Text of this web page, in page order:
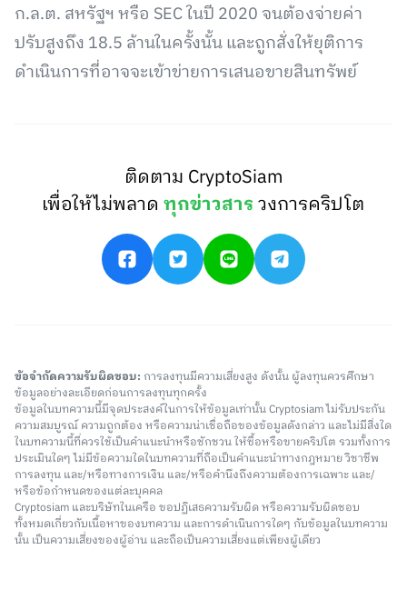
ก.ล.ต. สหรัฐฯ หรือ SEC ในปี 2020 จนต้องจ่ายค่า
ปรับสูงถึง 18.5 ล้านในครั้งนั้น และถูกสั่งให้ยุติการ
ดำเนินการที่อาจจะเข้าข่ายการเสนอขายสินทรัพย์
ติดตาม CryptoSiam
เพื่อให้ไม่พลาดทุกข่าวสารวงการคริปโต
ข้อจำกัดความรับผิดชอบ: การลงทุนมีความเสี่ยงสูง ดังนั้น ผู้ลงทุนควรศึกษา
ข้อมูลอย่างละเอียดก่อนการลงทุนทุกครั้ง
ข้อมูลในบทความนี้มีจุดประสงค์ในการให้ข้อมูลเท่านั้น Cryptosiam ไม่รับประกัน
ความสมบูรณ์ ความถูกต้อง หรือความน่าเชื่อถือของข้อมูลดังกล่าว และไม่มีสิ่งใด
ในบทความนี้ที่ควรใช้เป็นคำแนะนำหรือชักชวน ให้ซื้อหรือขายคริปโต รวมทั้งการ
ประเมินใดๆ ไม่มีข้อความใดในบทความที่ถือเป็นคำแนะนำทางกฎหมาย วิชาชีพ
การลงทุน และ/หรือทางการเงิน และ/หรือคำนึงถึงความต้องการเฉพาะ และ/
หรือข้อกำหนดของแต่ละบุคคล
Cryptosiam และบริษัทในเครือ ขอปฏิเสธความรับผิด หรือความรับผิดชอบ
ทั้งหมดเกี่ยวกับเนื้อหาของบทความ และการดำเนินการใดๆ กับข้อมูลในบทความ
นั้น เป็นความเสี่ยงของผู้อ่าน และถือเป็นความเสี่ยงแต่เพียงผู้เดียว